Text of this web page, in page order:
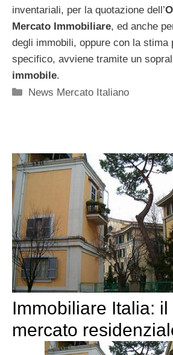
inventariali, per la quotazione dell’
Mercato Immobiliare, ed anche
degli immobili, oppure con la stima
specifico, avviene tramite un
immobile.
Categorie
News Mercato Italiano
Immobiliare Italia: il
mercato